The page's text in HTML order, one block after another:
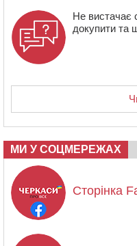
Не вистачає
докупити та
МИ У СОЦМЕРЕЖАХ
Сторінка